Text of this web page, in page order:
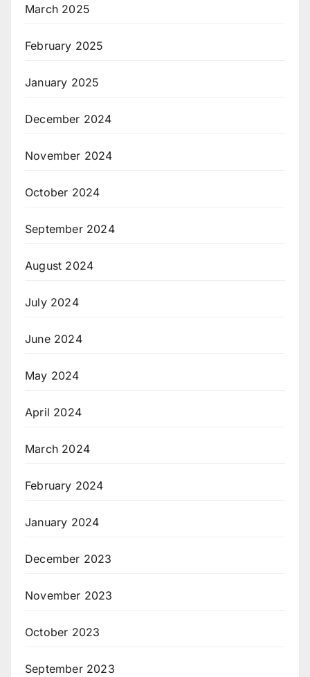
March 2025
February 2025
January 2025
December 2024
November 2024
October 2024
September 2024
August 2024
July 2024
June 2024
May 2024
April 2024
March 2024
February 2024
January 2024
December 2023
November 2023
October 2023
September 2023